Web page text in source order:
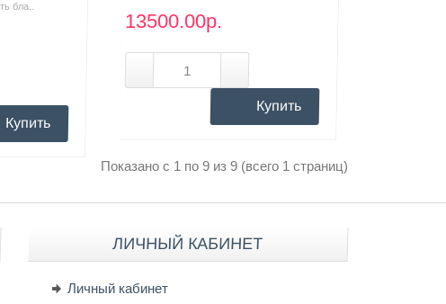
бла..
Купить
13500.00р.
Купить
Показано с 1 по 9 из 9 (всего 1 страниц)
ЛИЧНЫЙ КАБИНЕТ
Личный кабинет